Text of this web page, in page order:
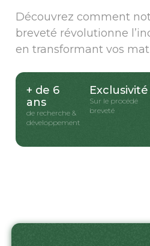
Découvrez comment
breveté révolutionne
en transformant vos
+ de 6
ans
de recherche &
développement
Exclusivité
Sur le procédé
breveté